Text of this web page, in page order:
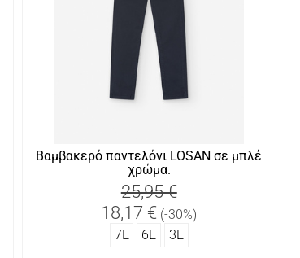
Βαμβακερό παντελόνι LOSAN σε μπλέ
χρώμα.
25,95 €
18,17 € (-30%)
7Ε
6Ε 3Ε